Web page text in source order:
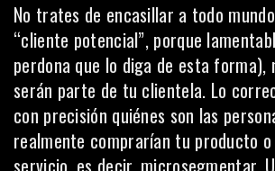
No trates de encasillar a todo
“cliente potencial”, porque
perdona que lo diga de esta forma),
serán parte de tu clientela. Lo
con precisión quiénes son las
realmente comprarían tu producto